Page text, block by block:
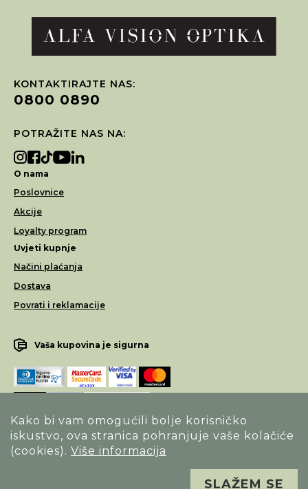
Kako bi vam omogućili bolje korisničko
iskustvo, ova stranica pohranjuje vaše kolačiće
(cookies). Više informacija
SLAŽEM SE
KONTAKTIRAJTE NAS:
0800 0890
POTRAŽITE NAS NA:
O nama
Poslovnice
Akcije
Loyalty program
Uvjeti kupnje
Načini plaćanja
Dostava
Povrati i reklamacije
Vaša kupovina je sigurna
Opći uvjeti poslovanja
Sva prava pridržana. Alfa Vision optika ©